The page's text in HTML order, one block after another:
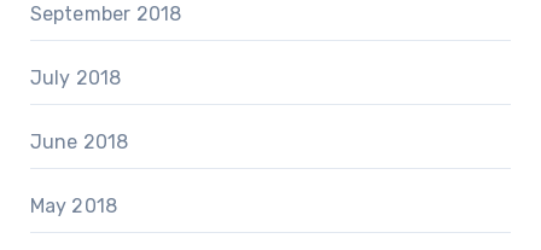
September 2018
July 2018
June 2018
May 2018